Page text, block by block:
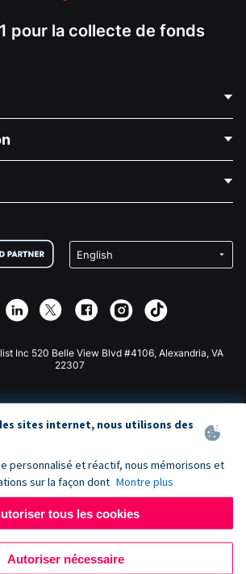
pour la collecte de fonds
médicale
caritative
Webflow
Inc 520 Belle View Blvd #4106, Alexandria, VA
22307
sites internet, nous utilisons des
personnalisé et réactif, nous mémorisons et
sur la façon dont Montre plus
tous les cookies
Autoriser nécessaire